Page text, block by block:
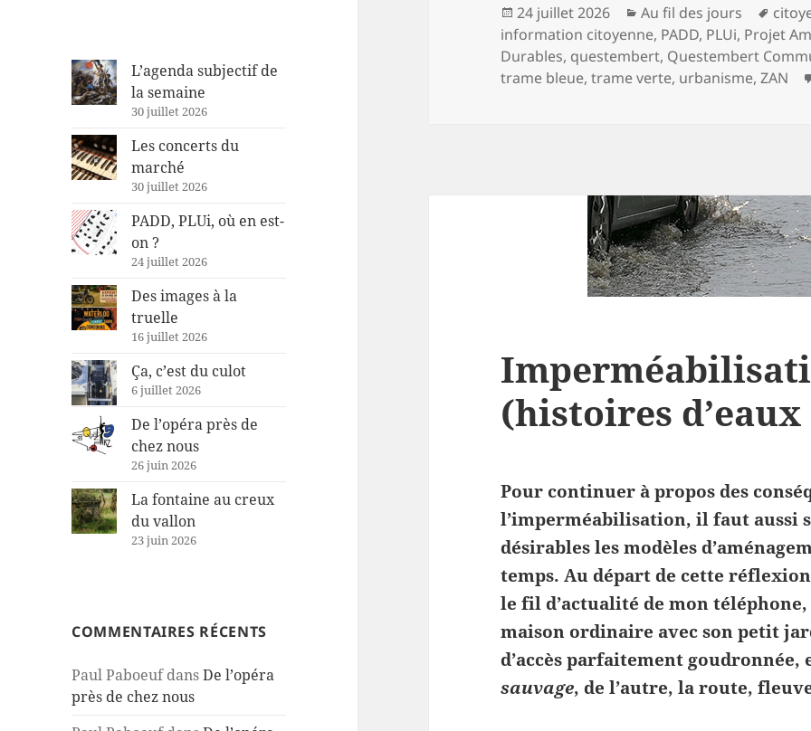
L’agenda subjectif de
la semaine
30 juillet 2026
Les concerts du
marché
30 juillet 2026
PADD, PLUi, où en est-
on ?
24 juillet 2026
Des images à la
truelle
16 juillet 2026
Ça, c’est du culot
6 juillet 2026
De l’opéra près de
chez nous
26 juin 2026
La fontaine au creux
du vallon
23 juin 2026
COMMENTAIRES RÉCENTS
Paul PaboeufdansDe l’opéra
près de chez nous
Publié
le
24 juillet 2026 Catégories
Au fil des jours
clés
information citoyenne, PADD, PLUi, Projet
Durables, questembert, Questembert
trame bleue,trame verte, urbanisme,ZAN
(histoires d’eaux
Pour continuer à propos des
l’imperméabilisation, il faut aussi
désirables les modèles
temps. Au départ de cette
le fil d’actualité de mon
maison ordinaire avec son petit
d’accès parfaitement goudronnée,
sauvage, de l’autre, la route,